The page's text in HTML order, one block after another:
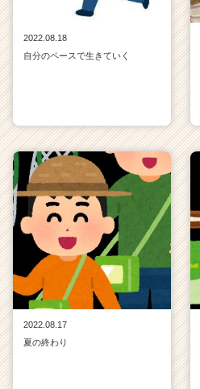
2022.08.18
自分のペースで生きていく
2022.08.17
夏の終わり